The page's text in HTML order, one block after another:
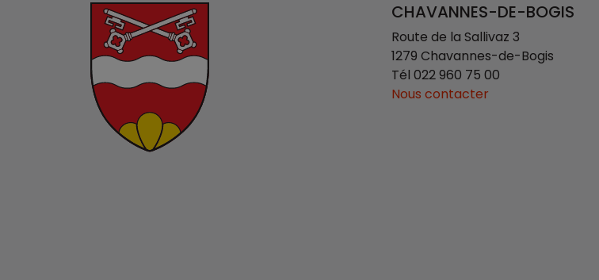
CHAVANNES-DE-BOGIS
Route de la Sallivaz 3
1279 Chavannes-de-Bogis
Tél 022 960 75 00
Nous contacter